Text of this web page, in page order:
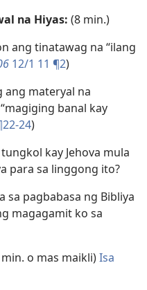
na Hiyas: (8 min.)
ang tinatawag na “ilang
12/1 11 ¶2)
materyal na
banal kay
24)
kay Jehova mula
para sa linggong ito?
sa pagbabasa ng Bibliya
magagamit ko sa
o mas maikli)Isa